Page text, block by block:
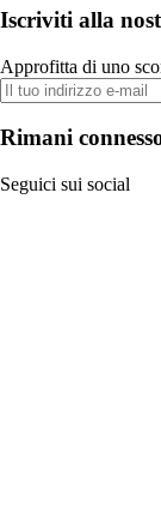
Iscriviti alla
Approfitta di uno
Rimani
Seguici sui social